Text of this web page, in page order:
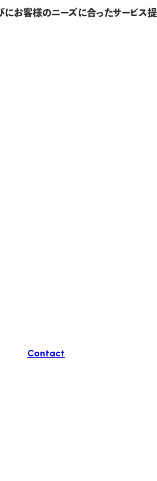
Contact
にお客様のニーズに合ったサービス